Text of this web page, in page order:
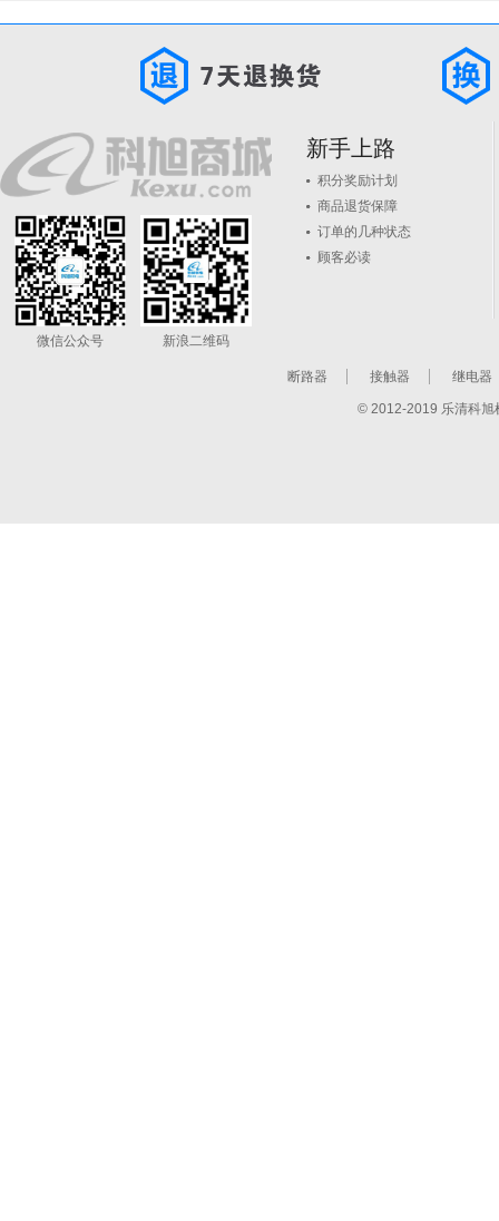
微信公众号 新浪二维码
新手上路
积分奖励计划
商品退货保障
订单的几种状态
顾客必读
断路器 接触器 继电器
© 2012-2019 乐清科旭